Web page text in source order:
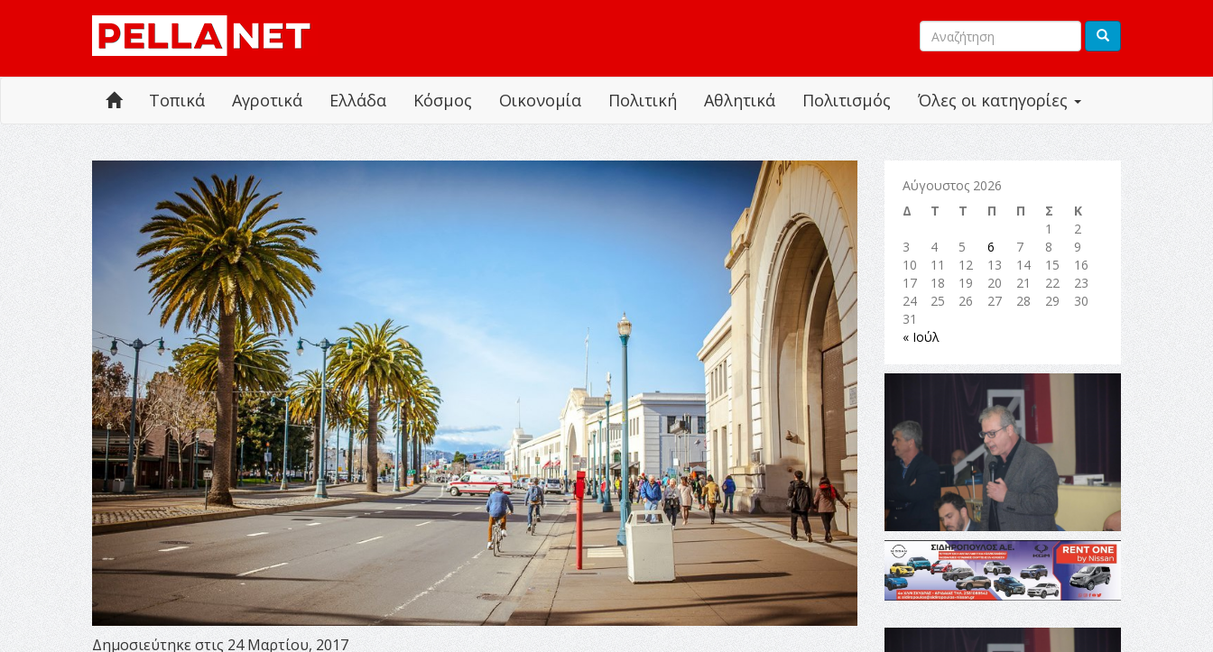
Όλες οι κατηγορίες
Τοπικά Αγροτικά Ελλάδα Κόσμος Οικονομία Πολιτική Αθλητικά Πολιτισμός
Δημοσιεύτηκε στις 24 Μαρτίου, 2017
Αύγουστος 2026
Δ
Τ Τ Π Π Σ
Κ
1
2
3
4 5 6 7 8
9
10
11 12 13 14 15
16
17
18 19 20 21 22
23
24
25 26 27 28 29
30
31
« Ιούλ